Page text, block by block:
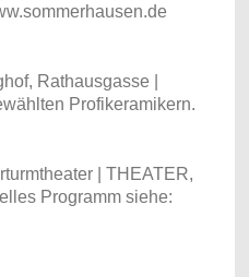
Rathausgasse |
Profikeramikern.
| THEATER,
Programm siehe: